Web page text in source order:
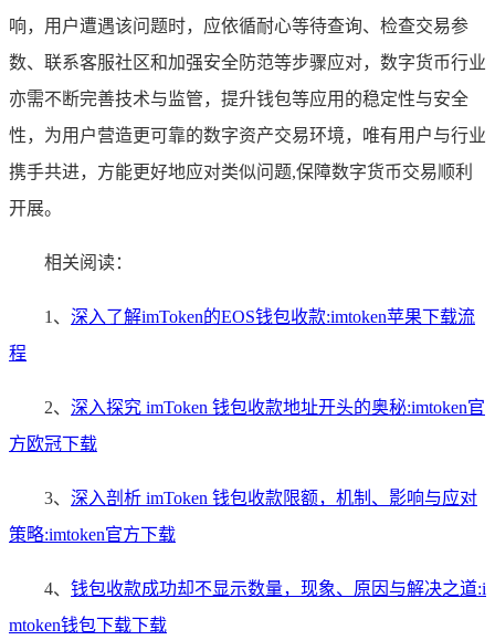
响，用户遭遇该问题时，应依循耐心等待查询、检查交易参
数、联系客服社区和加强安全防范等步骤应对，数字货币行业
亦需不断完善技术与监管，提升钱包等应用的稳定性与安全
性，为用户营造更可靠的数字资产交易环境，唯有用户与行业
携手共进，方能更好地应对类似问题,保障数字货币交易顺利
开展。
相关阅读：
1、 深入了解imToken的EOS钱包收款:imtoken苹果下载流
程
2、 深入探究 imToken 钱包收款地址开头的奥秘:imtoken官
方欧冠下载
3、 深入剖析 imToken 钱包收款限额，机制、影响与应对
策略:imtoken官方下载
4、 钱包收款成功却不显示数量，现象、原因与解决之道:i
mtoken钱包下载下载